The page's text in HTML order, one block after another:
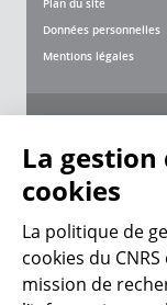
Plan du site
Données personnelles
Mentions légales
La gestion
cookies
La politique de
cookies du
mission de